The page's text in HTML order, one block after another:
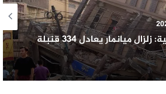
عالمة جيولوجية: زلزال ميانمار يعادل 334 قنبلة